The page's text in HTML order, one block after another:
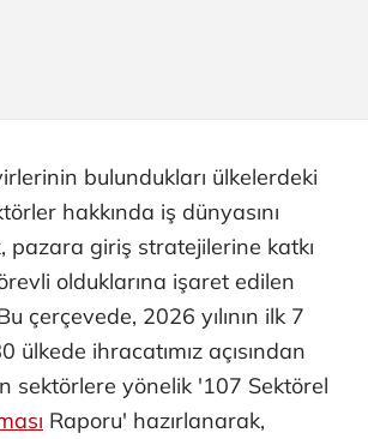
bulundukları ülkelerdeki
hakkında iş dünyasını
pazara giriş stratejilerine katkı
olduklarına işaret edilen
çerçevede, 2026 yılının ilk 7
ülkede ihracatımız açısından
sektörlere yönelik '107 Sektörel
Raporu' hazırlanarak,